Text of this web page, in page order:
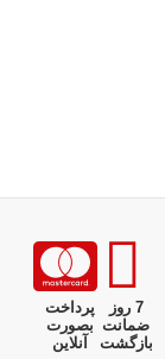
7 روز
ضمانت
بازگشت
پرداخت
بصورت
آنلاین